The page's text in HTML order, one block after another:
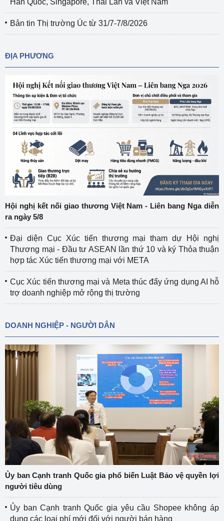
Hàn Quốc, Singapore, Thái Lan và Việt Nam
Bản tin Thị trường Úc từ 31/7-7/8/2026
ĐỊA PHƯƠNG
Hội nghị kết nối giao thương Việt Nam - Liên bang Nga diễn
ra ngày 5/8
Đại diện Cục Xúc tiến thương mại tham dự Hội nghị
Thương mại - Đầu tư ASEAN lần thứ 10 và ký Thỏa thuận
hợp tác Xúc tiến thương mại với META
Cục Xúc tiến thương mại và Meta thúc đẩy ứng dụng AI hỗ
trợ doanh nghiệp mở rộng thị trường
DOANH NGHIỆP - NGƯỜI DÂN
Ủy ban Cạnh tranh Quốc gia phổ biến Luật Bảo vệ quyền lợi
người tiêu dùng
Ủy ban Cạnh tranh Quốc gia yêu cầu Shopee không áp
dụng các loại phí mới đối với người bán hàng